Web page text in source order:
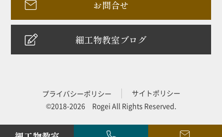
お問合せ
細工物教室ブログ
プライバシーポリシー
サイトポリシー
©2018-2026 Rogei All Rights Reserved.